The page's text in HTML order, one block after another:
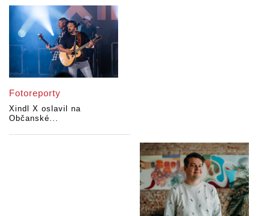
Fotoreporty
Xindl X oslavil na
Občanské...